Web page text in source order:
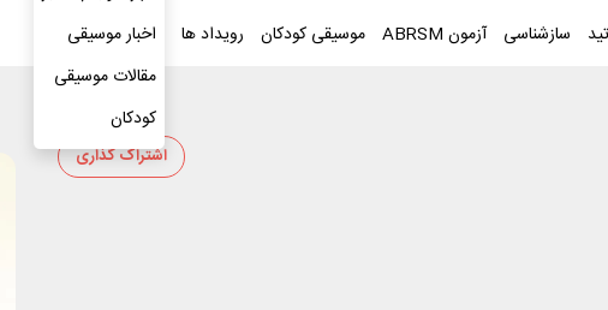
سازشناسی آزمون ABRSM موسیقی کودکان رویداد ها بلاگ
اخبار موسیقی
مقالات موسیقی
کودکان
اشتراک گذاری